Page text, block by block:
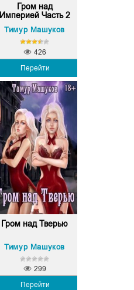
Гром над
Империей Часть 2
Тимур Машуков
Перейти
426
Гром над Тверью
Тимур Машуков
Перейти
299